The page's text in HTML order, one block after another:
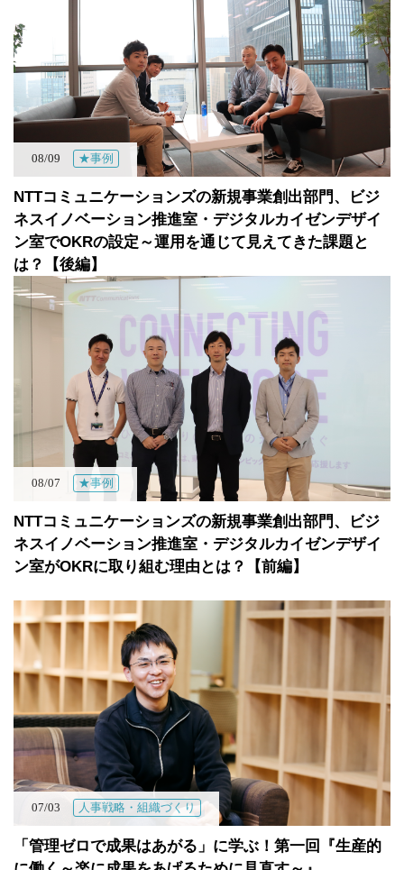
NTTコミュニケーションズの新規事業創出部門、ビジ
ネスイノベーション推進室・デジタルカイゼンデザイ
ン室でOKRの設定～運用を通じて見えてきた課題と
は？【後編】
08/09 ★事例
NTTコミュニケーションズの新規事業創出部門、ビジ
ネスイノベーション推進室・デジタルカイゼンデザイ
ン室がOKRに取り組む理由とは？【前編】
08/07 ★事例
「管理ゼロで成果はあがる」に学ぶ！第一回『生産的
07/03 人事戦略・組織づくり